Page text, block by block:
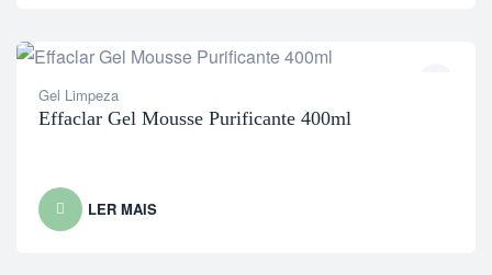
Gel Limpeza
Effaclar Gel Mousse Purificante 400ml
LER MAIS